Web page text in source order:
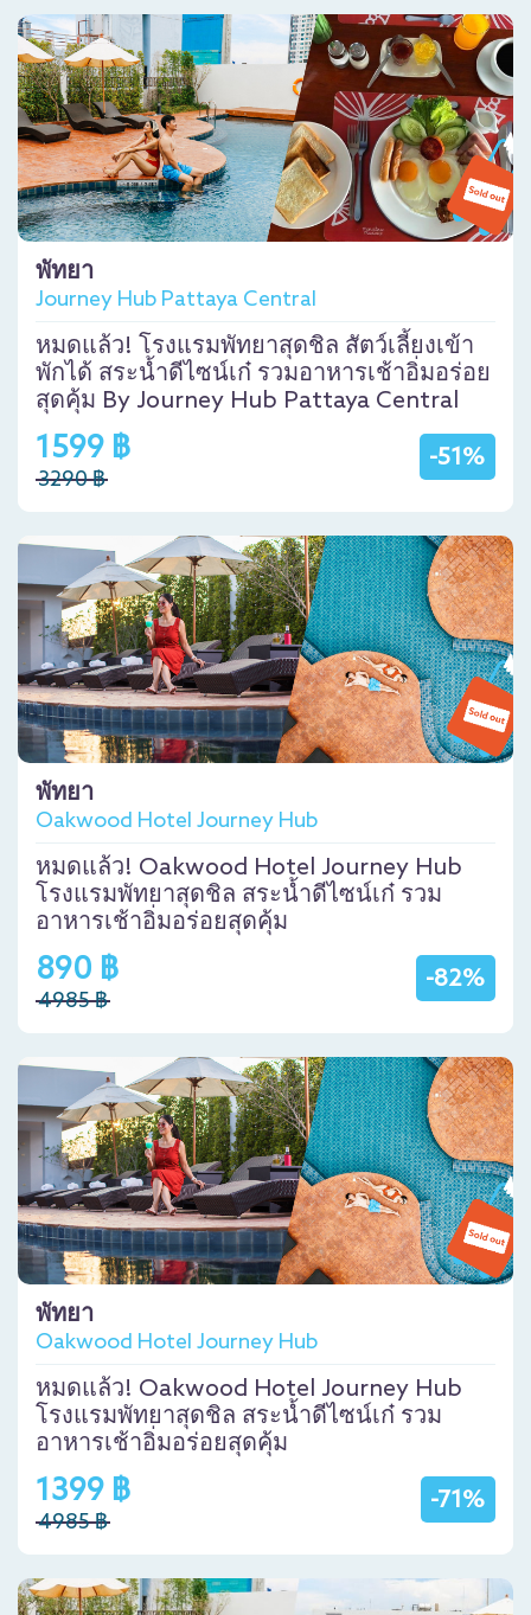
พัทยา
Journey Hub Pattaya Central
หมดแล้ว! โรงแรมพัทยาสุดชิล สัตว์เลี้ยงเข้า
พักได้ สระน้ำดีไซน์เก๋ รวมอาหารเช้าอิ่มอร่อย
สุดคุ้ม By Journey Hub Pattaya Central
-51%
1599 ฿
3290 ฿
พัทยา
Oakwood Hotel Journey Hub
หมดแล้ว! Oakwood Hotel Journey Hub
โรงแรมพัทยาสุดชิล สระน้ำดีไซน์เก๋ รวม
อาหารเช้าอิ่มอร่อยสุดคุ้ม
-82%
890 ฿
4985 ฿
พัทยา
Oakwood Hotel Journey Hub
หมดแล้ว! Oakwood Hotel Journey Hub
โรงแรมพัทยาสุดชิล สระน้ำดีไซน์เก๋ รวม
อาหารเช้าอิ่มอร่อยสุดคุ้ม
-71%
1399 ฿
4985 ฿